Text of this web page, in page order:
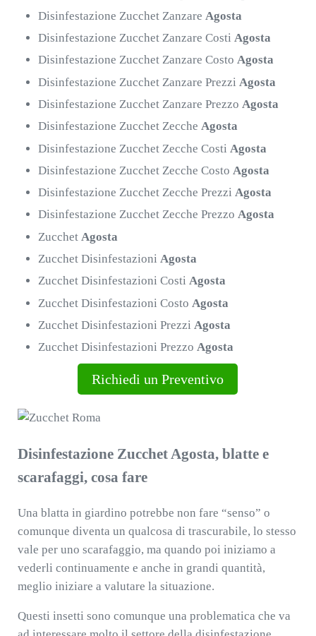
Disinfestazione Zucchet Zanzare Agosta
Disinfestazione Zucchet Zanzare CostiAgosta
Disinfestazione Zucchet Zanzare CostoAgosta
Disinfestazione Zucchet Zanzare Prezzi Agosta
Disinfestazione Zucchet Zanzare PrezzoAgosta
Disinfestazione Zucchet ZeccheAgosta
Disinfestazione Zucchet Zecche Costi Agosta
Disinfestazione Zucchet Zecche CostoAgosta
Disinfestazione Zucchet Zecche PrezziAgosta
Disinfestazione Zucchet Zecche PrezzoAgosta
ZucchetAgosta
Zucchet DisinfestazioniAgosta
Zucchet Disinfestazioni CostiAgosta
Zucchet Disinfestazioni Costo Agosta
Zucchet Disinfestazioni PrezziAgosta
Zucchet Disinfestazioni PrezzoAgosta
Richiedi un Preventivo
Disinfestazione Zucchet Agosta, blatte e
scarafaggi, cosa fare
Una blatta in giardino potrebbe non fare “senso” o
comunque diventa un qualcosa di trascurabile, lo stesso
vale per uno scarafaggio, ma quando poi iniziamo a
vederli continuamente e anche in grandi quantità,
meglio iniziare a valutare la situazione.
Questi insetti sono comunque una problematica che va